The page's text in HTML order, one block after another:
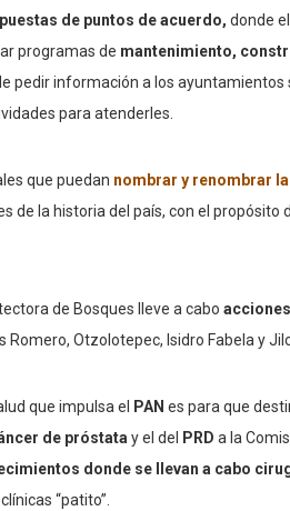
de puntos de acuerdo, donde
programas de mantenimiento,
pedir información a los ayuntamientos
para atenderles.
que puedan nombrar y renombrar
de la historia del país, con el propósito
de Bosques lleve a cabo
Romero, Otzolotepec, Isidro Fabela y
que impulsa el PAN es para que
de próstata y el del PRD a la
donde se llevan a cabo
“patito”.